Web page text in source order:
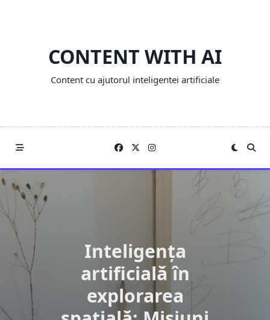
CONTENT WITH AI
Content cu ajutorul inteligentei artificiale
Inteligența
artificială în
explorarea